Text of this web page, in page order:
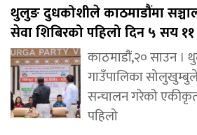
थुलुङ दुधकोशीले काठमाडौंमा
सेवा शिबिरको पहिलो दिन ५ सय
काठमाडौं,२० साउन ।
गाउँपालिका
सन्चालन गरेको
पहिलो